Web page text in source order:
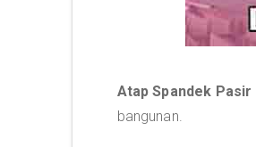
Atap Spandek Pasir
bangunan.